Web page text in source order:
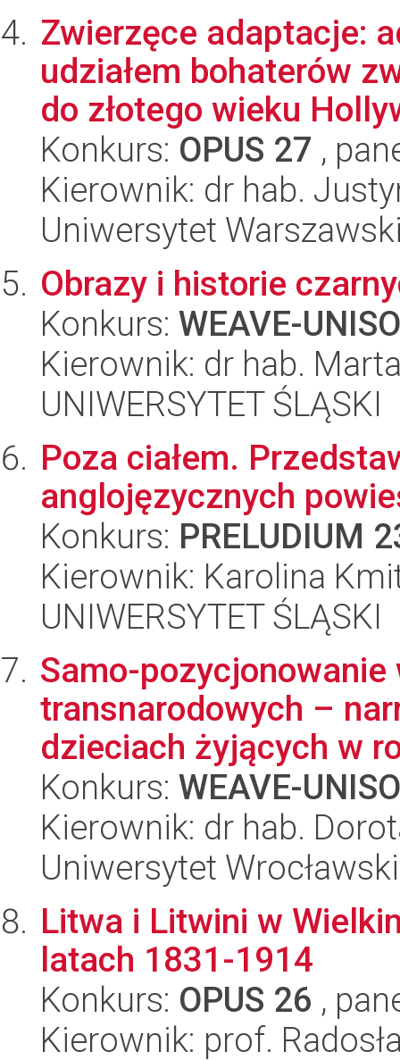
Zwierzęce adaptacje:
udziałem bohaterów
do złotego wieku
Konkurs: OPUS 27 ,
Kierownik: dr hab.
Uniwersytet
Obrazy i historie
Konkurs: WEAVE-
Kierownik: dr hab.
UNIWERSYTET ŚLĄSKI
Poza ciałem.
anglojęzycznych
Konkurs: PRELUDIUM
Kierownik: Karolina
UNIWERSYTET ŚLĄSKI
Samo-
transnarodowych –
dzieciach żyjących w
Konkurs: WEAVE-
Kierownik: dr hab.
Uniwersytet Wrocławski
Litwa i Litwini w
latach 1831-1914
Konkurs: OPUS 26 ,
Kierownik: prof.